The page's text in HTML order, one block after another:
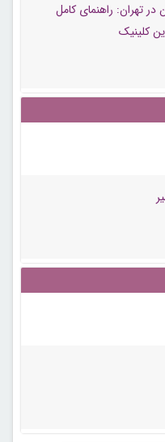
تهران: راهنمای کامل
کلینیک